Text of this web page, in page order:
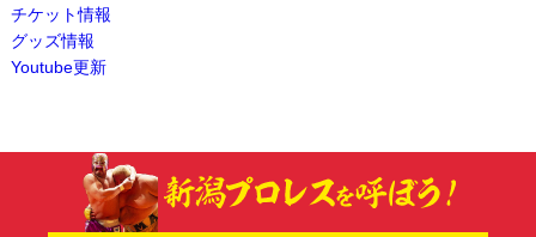
チケット情報
グッズ情報
Youtube更新